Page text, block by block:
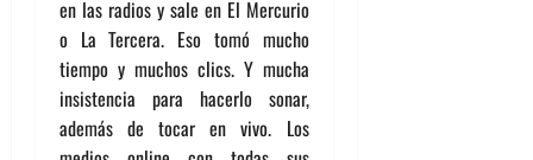
en las radios y sale en El Mercurio
o La Tercera. Eso tomó mucho
tiempo y muchos clics. Y mucha
insistencia para hacerlo sonar,
además de tocar en vivo. Los